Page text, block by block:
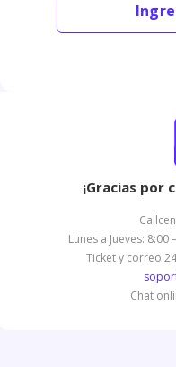
¡Gracias por
Lunes a Jueves:
Ticket y correo
Chat